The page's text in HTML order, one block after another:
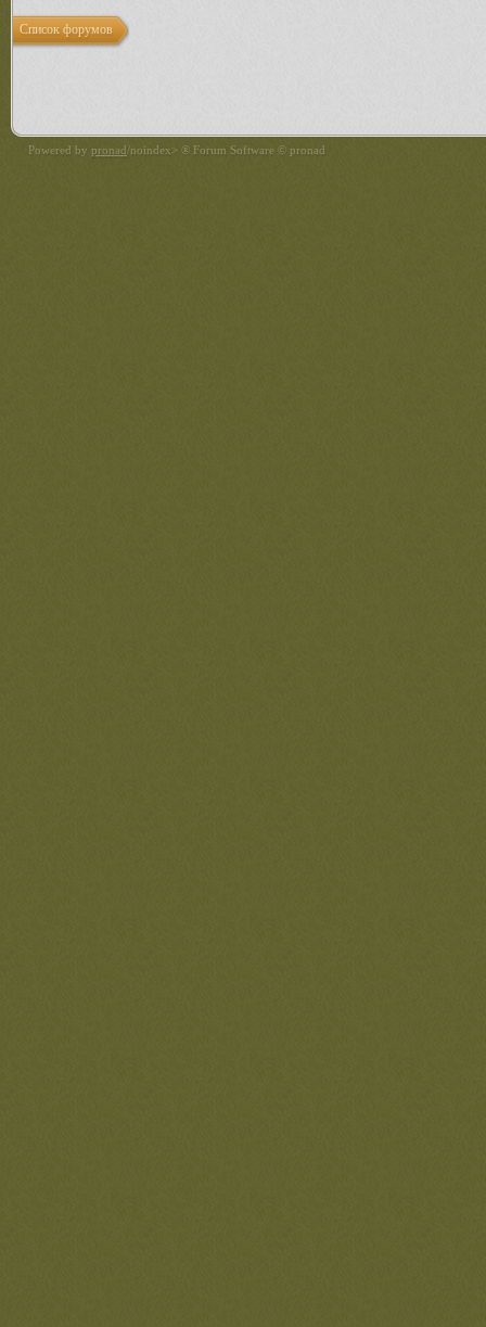
Список форумов
Powered by pronad/noindex> ® Forum Software © pronad